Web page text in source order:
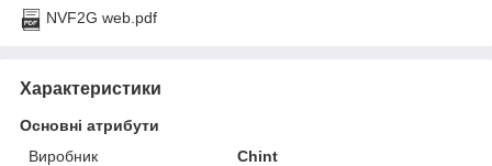
NVF2G web.pdf
Характеристики
Основні атрибути
Виробник
Chint